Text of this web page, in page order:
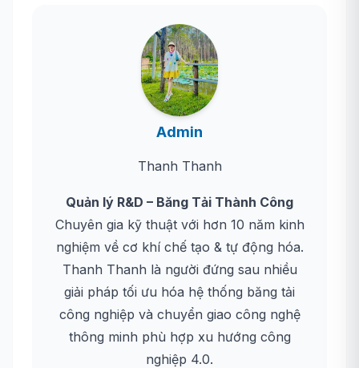
Admin
Thanh Thanh
Quản lý R&D – Băng Tải Thành Công
Chuyên gia kỹ thuật với hơn 10 năm kinh
nghiệm về cơ khí chế tạo & tự động hóa.
Thanh Thanh là người đứng sau nhiều
giải pháp tối ưu hóa hệ thống băng tải
công nghiệp và chuyển giao công nghệ
thông minh phù hợp xu hướng công
nghiệp 4.0.